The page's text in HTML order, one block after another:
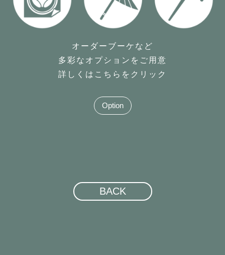
オーダーブーケなど
多彩なオプションをご用意
詳しくはこちらをクリック
Option
BACK